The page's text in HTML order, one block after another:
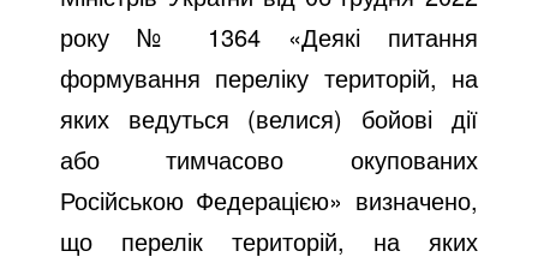
року № 1364 «Деякі питання
формування переліку територій, на
яких ведуться (велися) бойові дії
або тимчасово окупованих
Російською Федерацією» визначено,
що перелік територій, на яких